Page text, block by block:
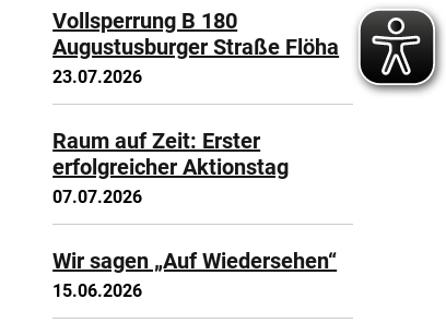
Vollsperrung B 180
Augustusburger Straße Flöha
23.07.2026
Raum auf Zeit: Erster
erfolgreicher Aktionstag
07.07.2026
Wir sagen „Auf Wiedersehen“
15.06.2026